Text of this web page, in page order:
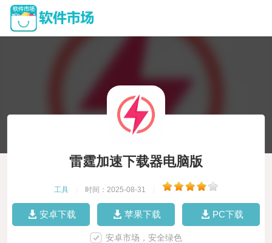
雷霆加速下载器电脑版
工具 时间：2025-08-31
安卓下载 苹果下载 PC下载
安卓市场，安全绿色